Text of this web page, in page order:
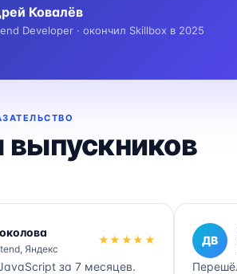
Ковалёв
Developer · окончил Skillbox в 2025
Яндекс
★★★★★
за 7 месяцев.
ДВ